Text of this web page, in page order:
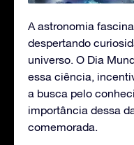
A astronomia
despertando
universo. O Dia
essa ciência,
a busca pelo
importância dessa
comemorada.